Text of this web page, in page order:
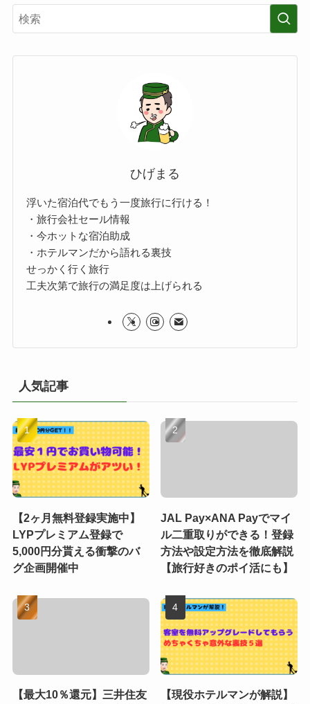
ひげまる
浮いた宿泊代でもう一度旅行に行ける！
・旅行会社セール情報
・今ホットな宿泊助成
・ホテルマンだから語れる裏技
せっかく行く旅行
工夫次第で旅行の満足度は上げられる
人気記事
【2ヶ月無料登録実施中】
LYPプレミアム登録で
5,000円分貰える衝撃のバ
グ企画開催中
JAL Pay×ANA Payでマイ
ル二重取りができる！登録
方法や設定方法を徹底解説
【旅行好きのポイ活にも】
【最大10％還元】三井住友
【現役ホテルマンが解説】